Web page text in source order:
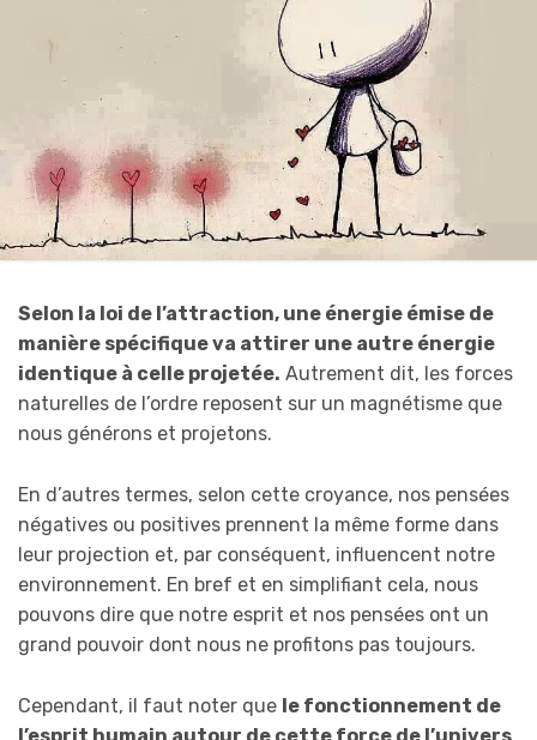
Selon la loi de l’attraction, une énergie émise de
manière spécifique va attirer une autre énergie
identique à celle projetée. Autrement dit, les forces
naturelles de l’ordre reposent sur un magnétisme que
nous générons et projetons.
En d’autres termes, selon cette croyance, nos pensées
négatives ou positives prennent la même forme dans
leur projection et, par conséquent, influencent notre
environnement. En bref et en simplifiant cela, nous
pouvons dire que notre esprit et nos pensées ont un
grand pouvoir dont nous ne profitons pas toujours.
Cependant, il faut noter que le fonctionnement de
l’esprit humain autour de cette force de l’univers